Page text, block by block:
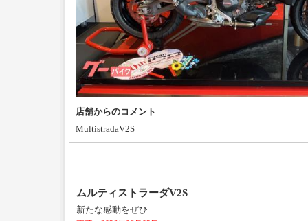
店舗からのコメント
MultistradaV2S
ムルティストラーダV2S
新たな感動をぜひ